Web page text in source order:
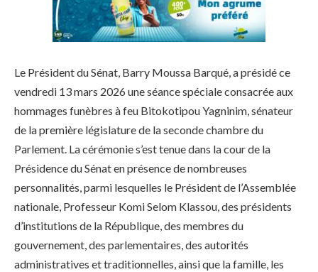
Le Président du Sénat, Barry Moussa Barqué, a présidé ce
vendredi 13 mars 2026 une séance spéciale consacrée aux
hommages funèbres à feu Bitokotipou Yagninim, sénateur
de la première législature de la seconde chambre du
Parlement. La cérémonie s’est tenue dans la cour de la
Présidence du Sénat en présence de nombreuses
personnalités, parmi lesquelles le Président de l’Assemblée
nationale, Professeur Komi Selom Klassou, des présidents
d’institutions de la République, des membres du
gouvernement, des parlementaires, des autorités
administratives et traditionnelles, ainsi que la famille, les